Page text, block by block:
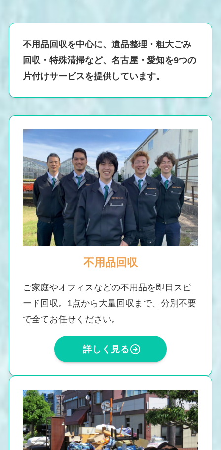
不用品回収を中心に、遺品整理・粗大ごみ
回収・特殊清掃など、名古屋・愛知を9つの
片付けサービスを提供しています。
不用品回収
ご家庭やオフィスなどの不用品を即日スピ
ード回収。1点から大量回収まで、分別不要
で全てお任せください。
詳しく見る